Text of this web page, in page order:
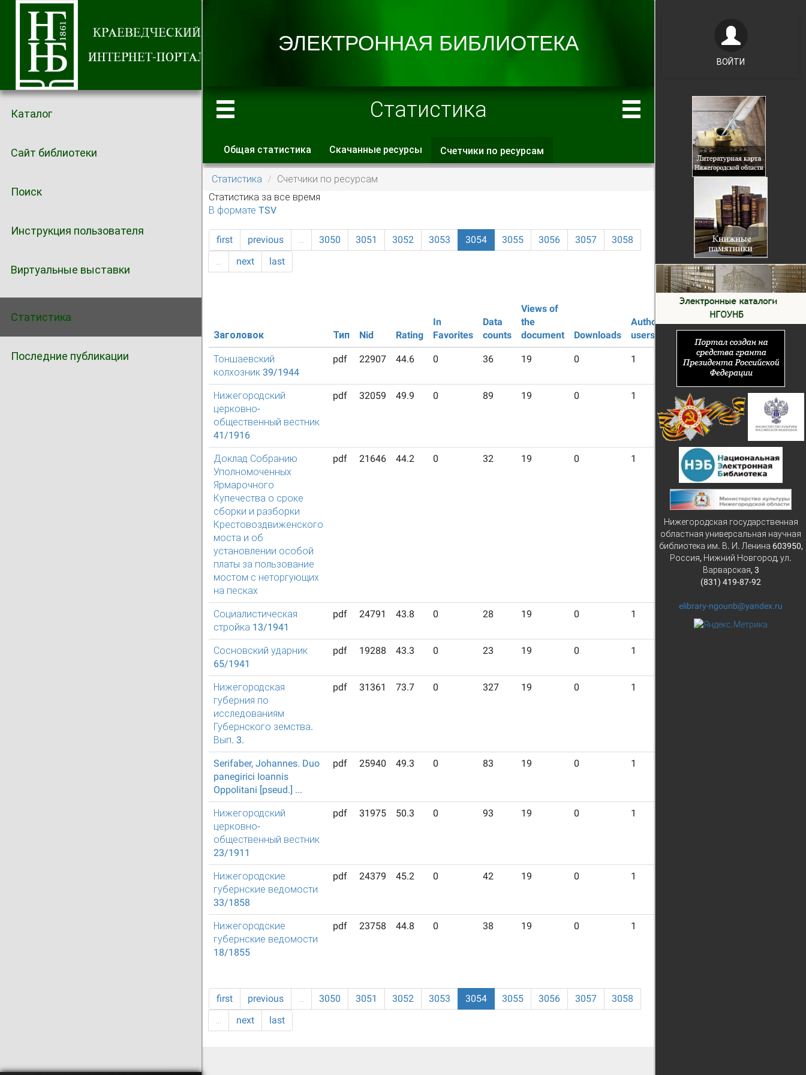
Каталог
Сайт библиотеки
Поиск
Инструкция пользователя
Виртуальные выставки
Статистика
Последние публикации
Статистика
Главные вкладки
Общая статистика Скачанные ресурсы Счетчики по ресурсам
вкладка)
Статистика
Счетчики по ресурсам
Статистика за все время
В формате TSV
first previous … 3050 3051 3052 3053 3054 3055 3056 3057
3058
…
next last
Заголовок Тип Nid Rating
In
Favorites
Data
counts
Views of
the
document
Downloads
Authorized
users
Guest
users
Тоншаевский
колхозник 39/1944
pdf 22907 44.6 0 36 19 0 1 19
Нижегородский
церковно-
общественный вестник
41/1916
pdf 32059 49.9 0 89 19 0 1 19
Доклад Собранию
Уполномоченных
Ярмарочного
Купечества о сроке
сборки и разборки
Крестовоздвиженского
моста и об
установлении особой
платы за пользование
мостом с неторгующих
на песках
pdf 21646 44.2 0 32 19 0 1 19
Социалистическая
стройка 13/1941
pdf 24791 43.8 0 28 19 0 1
Сосновский ударник
65/1941
pdf 19288 43.3 0 23 19 0 1
Нижегородская
губерния по
исследованиям
Губернского земства.
Вып. 3.
pdf 31361 73.7 0 327 19 0 1
Serifaber, Johannes. Duo
panegirici Ioannis
Oppolitani [pseud.] ...
pdf 25940 49.3 0 83 19 0 1
Нижегородский
церковно-
общественный вестник
23/1911
pdf 31975 50.3 0 93 19 0 1
Нижегородские
губернские ведомости
33/1858
pdf 24379 45.2 0 42 19 0 1
Нижегородские
губернские ведомости
18/1855
pdf 23758 44.8 0 38 19 0 1
first previous … 3050 3051 3052 3053 3054 3055 3056 3057
3058
…
next last
ВОЙТИ
Нижегородская государственная
областная универсальная научная
библиотека им. В. И. Ленина 603950,
Россия, Нижний Новгород, ул.
Варварская, 3
(831) 419-87-92
elibrary-ngounb@yandex.ru